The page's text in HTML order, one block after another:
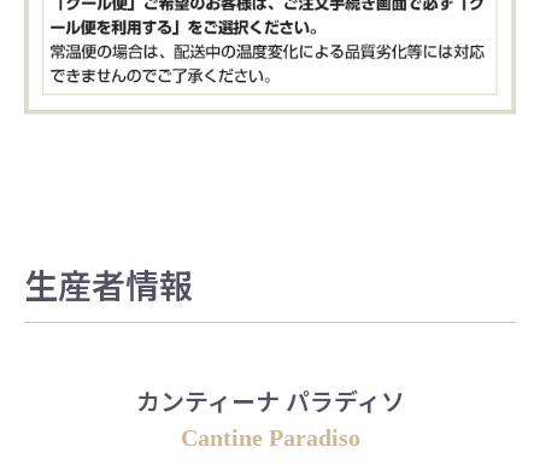
生産者情報
カンティーナ パラディソ
Cantine Paradiso